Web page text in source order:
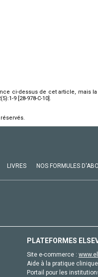
ci-dessus de cet article, mais
9 [28-978-C-10].
LIVRES NOS FORMULES
PLATEFORMES
Site e-commerce :
Aide à la pratique
Portail pour les